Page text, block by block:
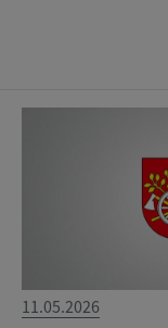
11.05.2026